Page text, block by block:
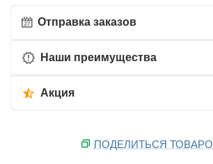
Отправка заказов
Наши преимущества
Акция
ПОДЕЛИТЬСЯ